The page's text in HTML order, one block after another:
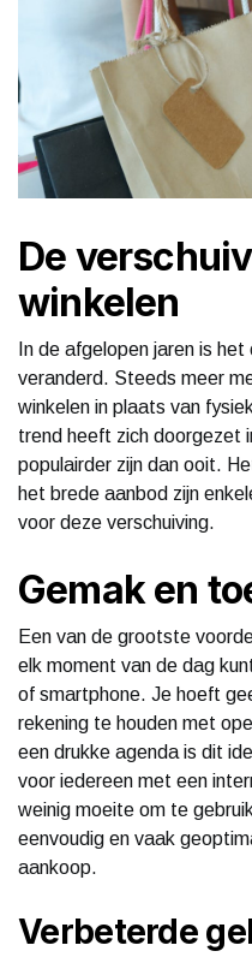
De
winkelen
In de afgelopen jaren is
veranderd. Steeds meer
winkelen in plaats van
trend heeft zich doorgezet
populairder zijn dan ooit.
het brede aanbod zijn
voor deze verschuiving.
Gemak en
Een van de grootste
elk moment van de dag
of smartphone. Je hoeft
rekening te houden met
een drukke agenda is dit
voor iedereen met een
weinig moeite om te
eenvoudig en vaak
aankoop.
Verbeterde